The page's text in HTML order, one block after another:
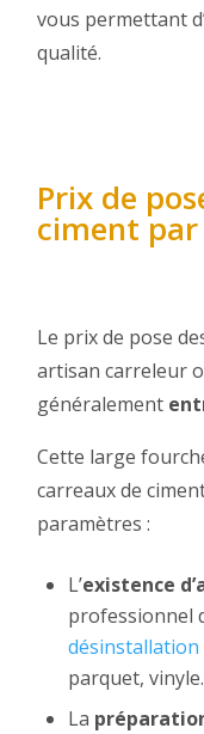
vous permettant
qualité.
Prix de
ciment
Le prix de pose
artisan carreleur
généralement
Cette large
carreaux de
paramètres :
L’existence
professionnel
désinstallation
parquet,
La